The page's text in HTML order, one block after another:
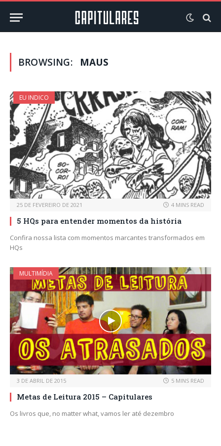
BROWSING: MAUS
EU INDICO
25 DE FEVEREIRO DE 2021 4 MINS READ
5 HQs para entender momentos da história
Confira nossa lista com momentos marcantes transformados em
HQs
MULTIMÍDIA
3 DE ABRIL DE 2015 5 MINS READ
Metas de Leitura 2015 – Capitulares
Os livros que, no matter what, vamos ler até dezembro